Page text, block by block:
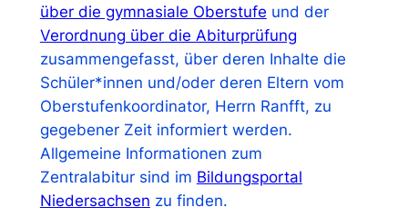
über die gymnasiale Oberstufe und der
Verordnung über die Abiturprüfung
zusammengefasst, über deren Inhalte die
Schüler*innen und/oder deren Eltern vom
Oberstufenkoordinator, Herrn Ranfft, zu
gegebener Zeit informiert werden.
Allgemeine Informationen zum
Zentralabitur sind im Bildungsportal
Niedersachsen zu finden.